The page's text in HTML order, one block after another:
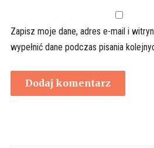
Zapisz moje dane, adres e-mail i
wypełnić dane podczas pisania